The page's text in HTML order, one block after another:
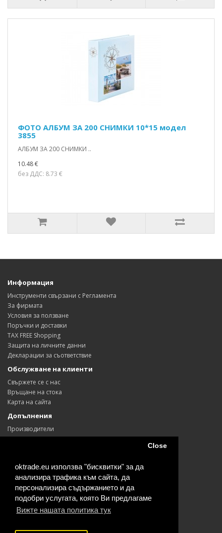
oktrade.eu използва "бисквитки" за да
анализира трафика към сайта, да
персонализира съдържанието и да
подобри услугата, която Ви предлагаме
Вижте нашата политика тук
Close
ФОТО АЛБУМ ЗА 200 СНИМКИ 10*15 модел
3855
АЛБУМ ЗА 200 СНИМКИ ..
10.48 €
без ДДС: 8.73 €
Информация
Инструменти свързани с Регламента
За фирмата
Условия за ползване
Поръчки и доставки
TAX FREE Shopping
Защита на личните данни
Декларации за съответствие
Обслужване на клиенти
Свържете се с нас
Връщане на стока
Карта на сайта
Допълнения
Производители
Ваучери
Моят профил
Моят профил
История на поръчките
Любими продукти
Информационен бюлетин